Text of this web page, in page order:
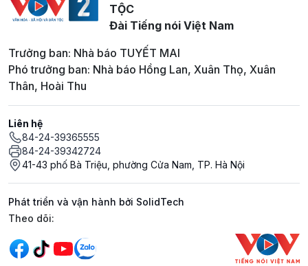
TỘC
Đài Tiếng nói Việt Nam
Trưởng ban: Nhà báo TUYẾT MAI
Phó trưởng ban: Nhà báo Hồng Lan, Xuân Thọ, Xuân
Thân, Hoài Thu
Liên hệ
84-24-39365555
84-24-39342724
41-43 phố Bà Triệu, phường Cửa Nam, TP. Hà Nội
Phát triển và vận hành bởi SolidTech
Mạng xã hội
Theo dõi: